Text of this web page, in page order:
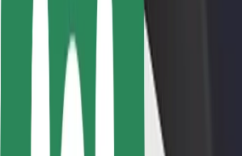
Pasažieru drošība
Autovadītāju drošība
Skrejriteņu drošība
Drošības laboratorija
Pilsētas